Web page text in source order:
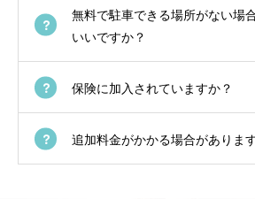
無料で駐車できる場所がない場
いいですか？
保険に加入されていますか？
追加料金がかかる場合がありま